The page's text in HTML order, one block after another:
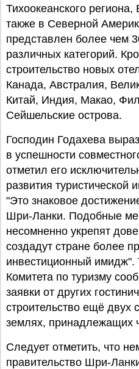
Тихоокеанского
также в Северной
представлен более чем
различных категорий.
строительство новых
Канада, Австралия,
Китай, Индия, Макао,
Сейшельские острова.
Господин Годахева
в успешности
отметил его
развития туристической
"Это знаковое
Шри-Ланки. Подобные
несомненно укрепят
создадут стране более
инвестиционный имидж".
Комитета по туризму
заявки от других
строительство ещё двух
землях, принадлежащих
Следует отметить, что
правительство Шри-